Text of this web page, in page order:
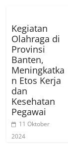
Kegiatan
Olahraga di
Provinsi
Banten,
Meningkatka
n Etos Kerja
dan
Kesehatan
Pegawai
11 Oktober
2024